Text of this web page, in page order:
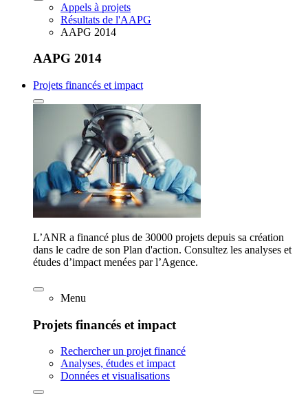
Appels à projets
Résultats de l'AAPG
AAPG 2014
AAPG 2014
Projets financés et impact
L’ANR a financé plus de 30000 projets depuis sa création
dans le cadre de son Plan d'action. Consultez les analyses et
études d’impact menées par l’Agence.
Menu
Projets financés et impact
Rechercher un projet financé
Analyses, études et impact
Données et visualisations